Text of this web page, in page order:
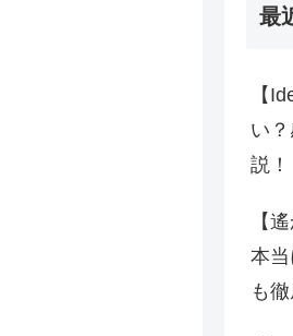
最
【
い
説！
【
本
も